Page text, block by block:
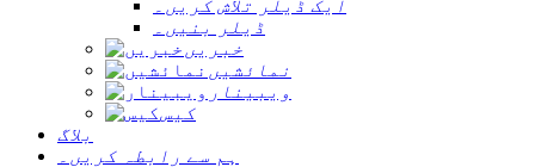
ایک ڈیلر تلاش کریں۔
ڈیلر بنیں۔
خبریں
نمائشیں
ویبینار
کیس
بلاگ
ہم سے رابطہ کریں۔